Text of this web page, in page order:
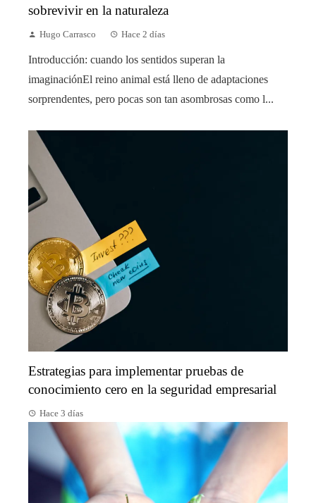
sobrevivir en la naturaleza
Hugo Carrasco Hace 2 días
Introducción: cuando los sentidos superan la
imaginaciónEl reino animal está lleno de adaptaciones
sorprendentes, pero pocas son tan asombrosas como l...
Estrategias para implementar pruebas de
conocimiento cero en la seguridad empresarial
Hace 3 días